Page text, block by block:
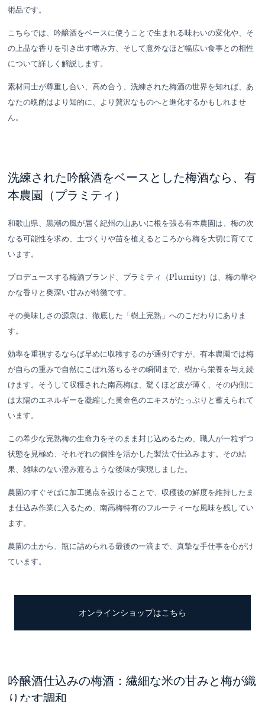
術品です。
こちらでは、吟醸酒をベースに使うことで生まれる味わいの変化や、そ
の上品な香りを引き出す嗜み方、そして意外なほど幅広い食事との相性
について詳しく解説します。
素材同士が尊重し合い、高め合う、洗練された梅酒の世界を知れば、あ
なたの晩酌はより知的に、より贅沢なものへと進化するかもしれませ
ん。
洗練された吟醸酒をベースとした梅酒なら、有
本農園（プラミティ）
和歌山県、黒潮の風が届く紀州の山あいに根を張る有本農園は、梅の次
なる可能性を求め、土づくりや苗を植えるところから梅を大切に育てて
います。
プロデュースする梅酒ブランド、プラミティ（Plumity）は、梅の華や
かな香りと奥深い甘みが特徴です。
その美味しさの源泉は、徹底した「樹上完熟」へのこだわりにありま
す。
効率を重視するならば早めに収穫するのが通例ですが、有本農園では梅
が自らの重みで自然にこぼれ落ちるその瞬間まで、樹から栄養を与え続
けます。そうして収穫された南高梅は、驚くほど皮が薄く、その内側に
は太陽のエネルギーを凝縮した黄金色のエキスがたっぷりと蓄えられて
います。
この希少な完熟梅の生命力をそのまま封じ込めるため、職人が一粒ずつ
状態を見極め、それぞれの個性を活かした製法で仕込みます。その結
果、雑味のない澄み渡るような後味が実現しました。
農園のすぐそばに加工拠点を設けることで、収穫後の鮮度を維持したま
ま仕込み作業に入るため、南高梅特有のフルーティーな風味を残してい
ます。
農園の土から、瓶に詰められる最後の一滴まで、真摯な手仕事を心がけ
ています。
オンラインショップはこちら
吟醸酒仕込みの梅酒：繊細な米の甘みと梅が織
りなす調和